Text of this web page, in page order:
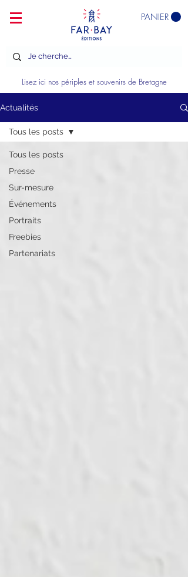
PANIER
Lisez ici nos périples et souvenirs de Bretagne
Actualités
Tous les posts
Presse
Sur-mesure
Événements
Portraits
Freebies
Partenariats
Tous les posts